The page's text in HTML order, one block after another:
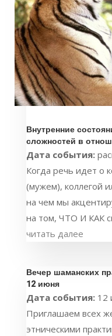
Внутренние
сложностей в
Дата события:
Когда речь идет о
(мужем), коллегой
на чем мы
на том, ЧТО И КАК
читать далее
Вечер шаманских
12 июня
Дата события: 12
Приглашаем всех
этническими